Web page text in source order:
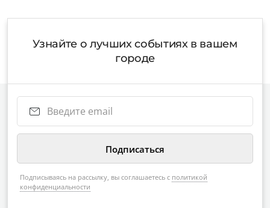
Узнайте о лучших событиях в вашем
городе
Подписываясь на рассылку, вы соглашаетесь с политикой
конфиденциальности